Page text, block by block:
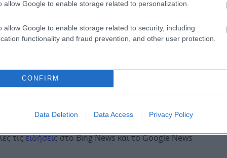
allow Google to enable storage related to personalization.
allow Google to enable storage related to security, including
functionality and fraud prevention, and other user protection.
CONFIRM
Data Deletion Data Access Privacy Policy
σε ανοιχτή γραμμή με τον Πολίτη
παράπονα, καταγγελίες ή ιδέες για τη γειτονιά σου.
τιςειδήσειςστο Bing News και το Google News